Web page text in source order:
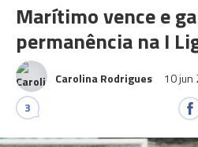
Marítimo vence e
permanência na I
Carolina Rodrigues 10 jun
3